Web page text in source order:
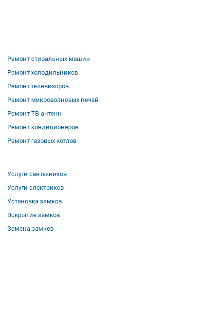
Ремонт стиральных машин
Ремонт холодильников
Ремонт телевизоров
Ремонт микроволновых печей
Ремонт ТВ-антенн
Ремонт кондиционеров
Ремонт газовых котлов
Услуги сантехников
Услуги электриков
Установка замков
Вскрытие замков
Замена замков